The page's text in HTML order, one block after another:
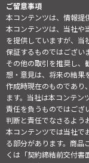
ご留意事項
本コンテンツは、情報提
本コンテンツは、当社や
を提供していますが、当
保証するものではござい
その他の取引を推奨し、
想・意見は、将来の結果
作成時現在のものであり
ます。当社は本コンテン
責任を負うものではござ
判断と責任でなさるよう
本コンテンツでは当社で
る部分があります。商品
くは「契約締結前交付書